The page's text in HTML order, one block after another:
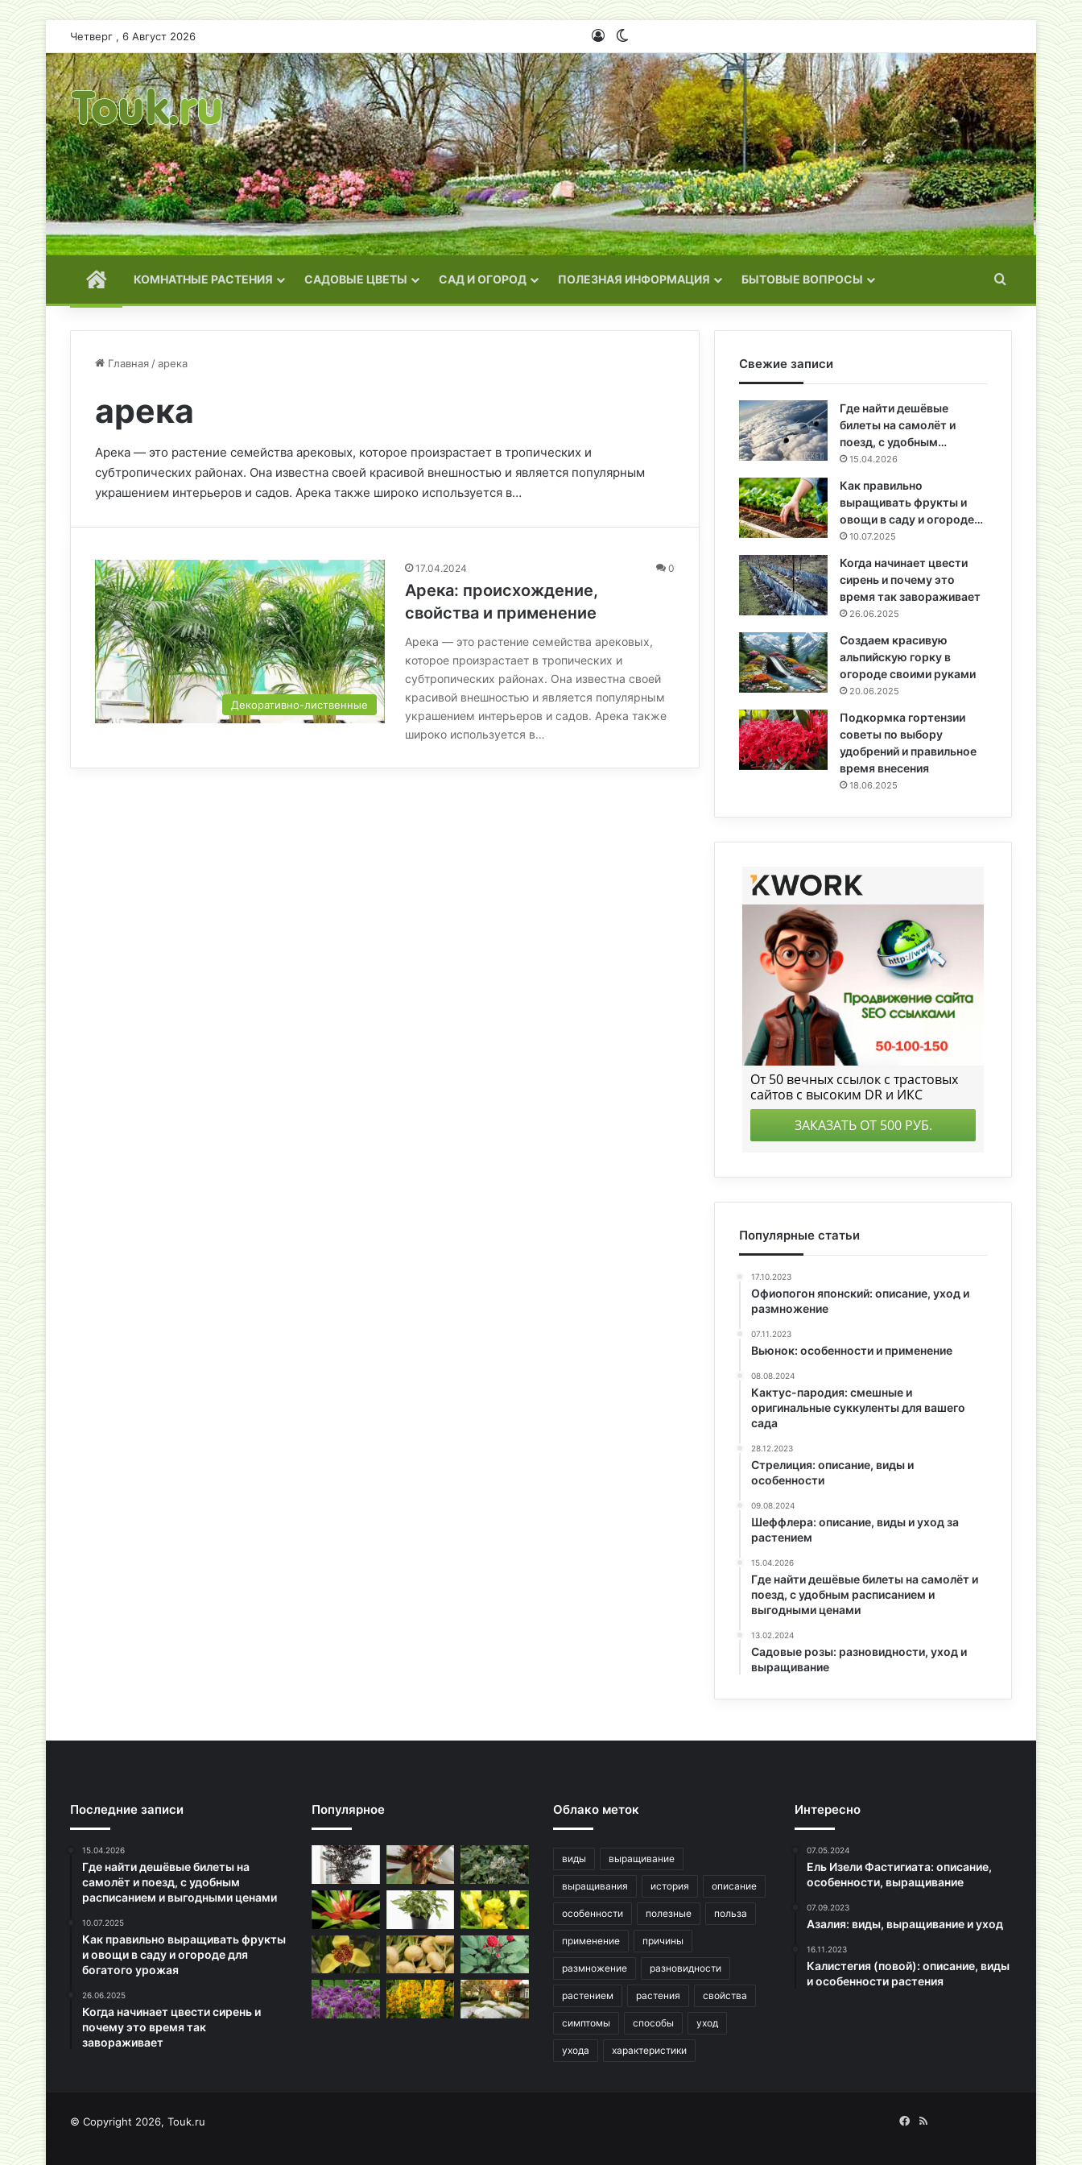
Четверг , 6 Август 2026 Войти
ГЛАВНАЯКОМНАТНЫЕ РАСТЕНИЯ САДОВЫЕ ЦВЕТЫ САД И ОГОРОД ПОЛЕЗНАЯ ИНФОРМАЦИЯ БЫТОВЫЕ ВОПРОСЫ Искать
Главная /арека
арека
Арека — это растение семейства арековых, которое произрастает в тропических и
субтропических районах. Она известна своей красивой внешностью и является популярным
украшением интерьеров и садов. Арека также широко используется в…
Декоративно-лиственные
17.04.2024 0
Арека: происхождение,
свойства и применение
Арека — это растение семейства арековых,
которое произрастает в тропических и
субтропических районах. Она известна своей
красивой внешностью и является популярным
украшением интерьеров и садов. Арека также
широко используется в…
Свежие записи
Где найти дешёвые
билеты на самолёт и
поезд, с удобным…
15.04.2026
Как правильно
выращивать фрукты и
овощи в саду и огороде…
10.07.2025
Когда начинает цвести
сирень и почему это
время так завораживает
26.06.2025
Создаем красивую
альпийскую горку в
огороде своими руками
20.06.2025
Подкормка гортензии
советы по выбору
удобрений и правильное
время внесения
18.06.2025
Популярные статьи
17.10.2023
Офиопогон японский: описание, уход и
размножение
07.11.2023
Вьюнок: особенности и применение
08.08.2024
Кактус-пародия: смешные и
оригинальные суккуленты для вашего
сада
28.12.2023
Стрелиция: описание, виды и
особенности
09.08.2024
Шеффлера: описание, виды и уход за
растением
15.04.2026
Где найти дешёвые билеты на самолёт и
поезд, с удобным расписанием и
выгодными ценами
13.02.2024
Садовые розы: разновидности, уход и
выращивание
Последние записи
15.04.2026
Где найти дешёвые билеты на
самолёт и поезд, с удобным
расписанием и выгодными ценами
10.07.2025
Как правильно выращивать фрукты
и овощи в саду и огороде для
богатого урожая
26.06.2025
Когда начинает цвести сирень и
почему это время так
завораживает
Популярное Облако меток
виды выращивание
выращивания история описание
особенности полезные польза
применение причины
размножение разновидности
растением растения свойства
симптомы способы уход
ухода характеристики
Интересно
07.05.2024
Ель Изели Фастигиата: описание,
особенности, выращивание
07.09.2023
Азалия: виды, выращивание и уход
16.11.2023
Калистегия (повой): описание, виды
и особенности растения
© Copyright 2026, Touk.ru Facebook